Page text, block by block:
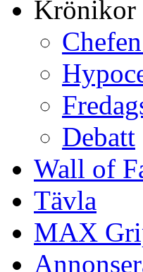
Krönikor
Debatt
Wall of
Tävla
MAX